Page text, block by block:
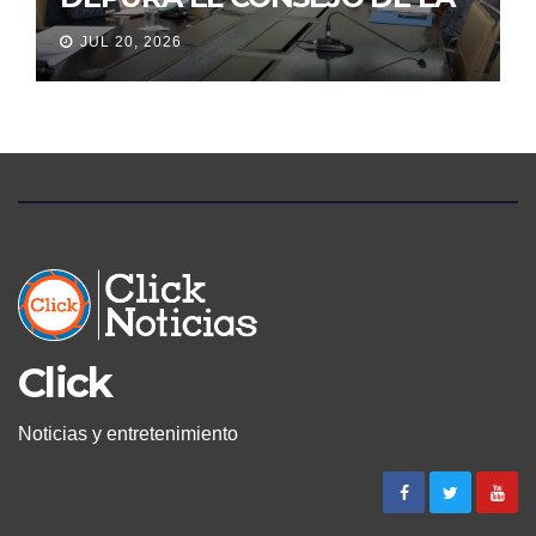
JUDICATURA
JUL 20, 2026
Click
Noticias y entretenimiento